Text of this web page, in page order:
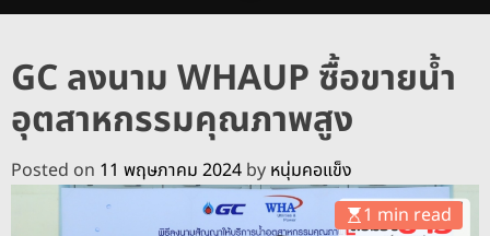
า
ว
c
h
c
o
l
o
m
c
h
GC ลงนาม WHAUP ซื้อขายน้ำ
อุตสาหกรรมคุณภาพสูง
Posted on 11 พฤษภาคม 2024 by หนุ่มคอแข็ง
1 min read